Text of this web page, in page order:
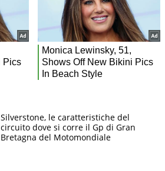
Silverstone, le caratteristiche del
circuito dove si corre il Gp di Gran
Bretagna del Motomondiale